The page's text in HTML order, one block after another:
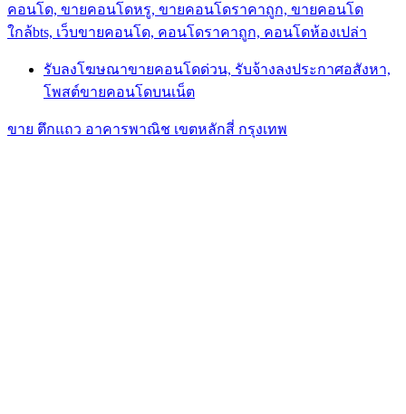
คอนโด, ขายคอนโดหรู, ขายคอนโดราคาถูก, ขายคอนโด
ใกล้bts, เว็บขายคอนโด, คอนโดราคาถูก, คอนโดห้องเปล่า
รับลงโฆษณาขายคอนโดด่วน, รับจ้างลงประกาศอสังหา,
โพสต์ขายคอนโดบนเน็ต
ขาย ตึกแถว อาคารพาณิช เขตหลักสี่ กรุงเทพ